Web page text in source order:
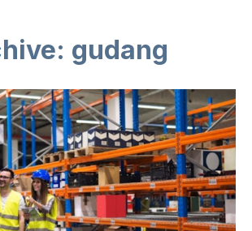
gudang